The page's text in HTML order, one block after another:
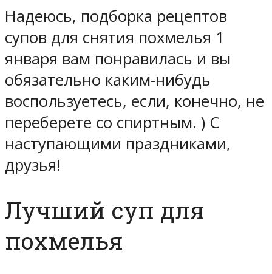
Надеюсь, подборка рецептов
супов для снятия похмелья 1
января вам понравилась и вы
обязательно каким-нибудь
воспользуетесь, если, конечно, не
переберете со спиртным. ) С
наступающими праздниками,
друзья!
Лучший суп для
похмелья